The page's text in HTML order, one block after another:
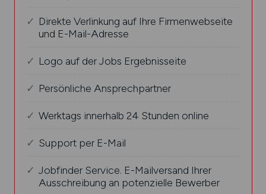
Direkte Verlinkung auf Ihre Firmenwebseite
und E-Mail-Adresse
Logo auf der Jobs Ergebnisseite
Persönliche Ansprechpartner
Werktags innerhalb 24 Stunden online
Support per E-Mail
Jobfinder Service. E-Mailversand Ihrer
Ausschreibung an potenzielle Bewerber